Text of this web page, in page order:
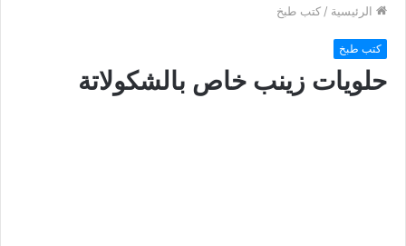
الرئيسية / كتب طبخ
كتب طبخ
حلويات زينب خاص بالشكولاتة